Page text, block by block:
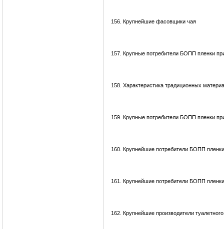
156. Крупнейшие фасовщики чая
157. Крупные потребители БОПП пленки
158. Характеристика традиционных
159. Крупные потребители БОПП пленки
160. Крупнейшие потребители БОПП
161. Крупнейшие потребители БОПП
162. Крупнейшие производители